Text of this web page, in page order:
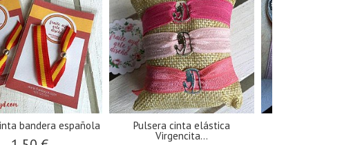
bandera española Pulsera cinta elástica
Virgencita...